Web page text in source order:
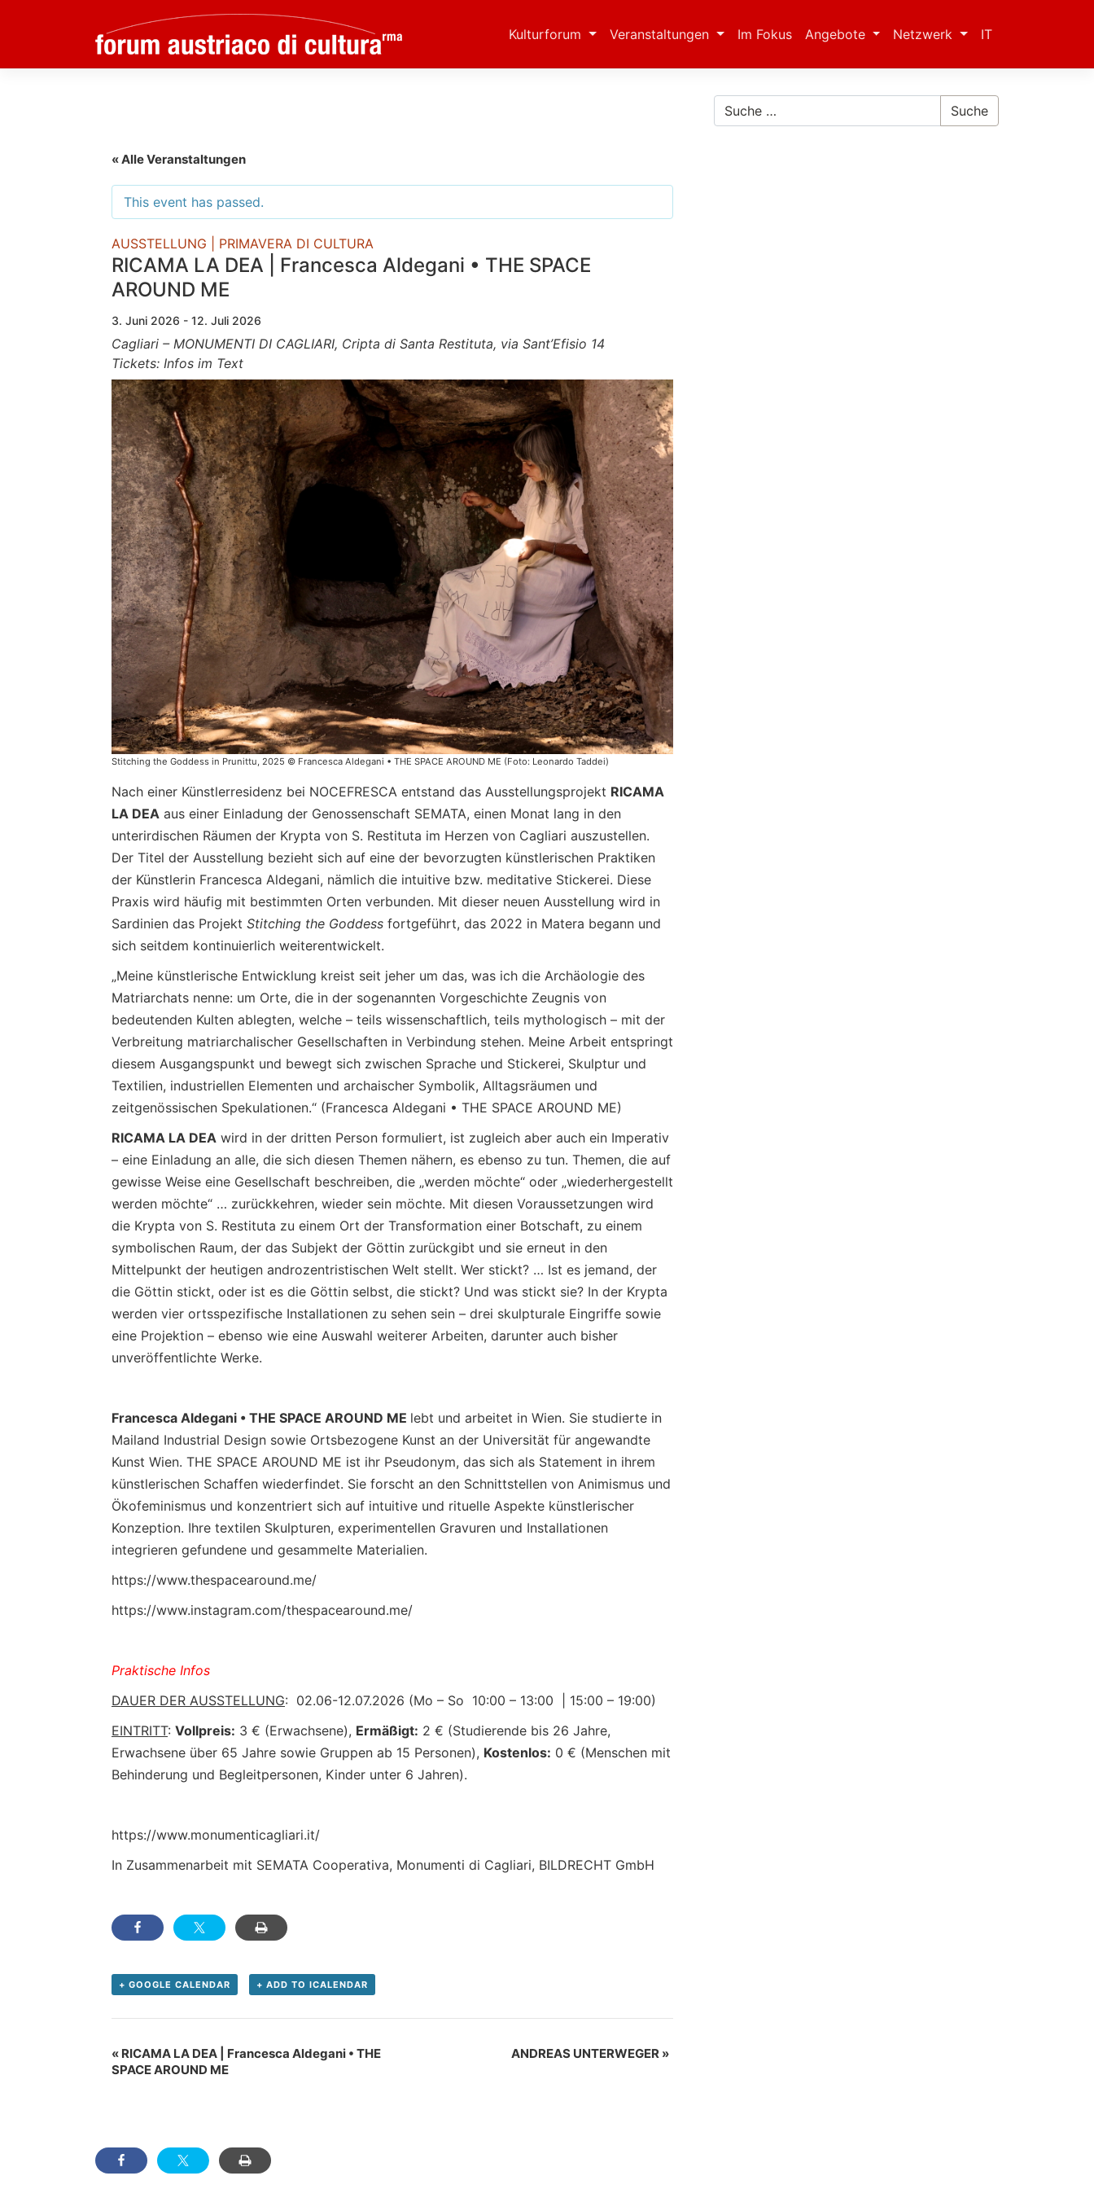
Kulturforum Veranstaltungen Im Fokus Angebote Netzwerk IT
« Alle Veranstaltungen
This event has passed.
AUSSTELLUNG | PRIMAVERA DI CULTURA
RICAMA LA DEA | Francesca Aldegani • THE SPACE
AROUND ME
3. Juni 2026 - 12. Juli 2026
Cagliari – MONUMENTI DI CAGLIARI, Cripta di Santa Restituta, via Sant’Efisio 14
Tickets: Infos im Text
Stitching the Goddess in Prunittu, 2025 © Francesca Aldegani • THE SPACE AROUND ME (Foto: Leonardo Taddei)
Nach einer Künstlerresidenz bei NOCEFRESCA entstand das Ausstellungsprojekt RICAMA
LA DEA aus einer Einladung der Genossenschaft SEMATA, einen Monat lang in den
unterirdischen Räumen der Krypta von S. Restituta im Herzen von Cagliari auszustellen.
Der Titel der Ausstellung bezieht sich auf eine der bevorzugten künstlerischen Praktiken
der Künstlerin Francesca Aldegani, nämlich die intuitive bzw. meditative Stickerei. Diese
Praxis wird häufig mit bestimmten Orten verbunden. Mit dieser neuen Ausstellung wird in
Sardinien das Projekt Stitching the Goddess fortgeführt, das 2022 in Matera begann und
sich seitdem kontinuierlich weiterentwickelt.
„Meine künstlerische Entwicklung kreist seit jeher um das, was ich die Archäologie des
Matriarchats nenne: um Orte, die in der sogenannten Vorgeschichte Zeugnis von
bedeutenden Kulten ablegten, welche – teils wissenschaftlich, teils mythologisch – mit der
Verbreitung matriarchalischer Gesellschaften in Verbindung stehen. Meine Arbeit entspringt
diesem Ausgangspunkt und bewegt sich zwischen Sprache und Stickerei, Skulptur und
Textilien, industriellen Elementen und archaischer Symbolik, Alltagsräumen und
zeitgenössischen Spekulationen.“ (Francesca Aldegani • THE SPACE AROUND ME)
RICAMA LA DEA wird in der dritten Person formuliert, ist zugleich aber auch ein Imperativ
– eine Einladung an alle, die sich diesen Themen nähern, es ebenso zu tun. Themen, die auf
gewisse Weise eine Gesellschaft beschreiben, die „werden möchte“ oder „wiederhergestellt
werden möchte“ … zurückkehren, wieder sein möchte. Mit diesen Voraussetzungen wird
die Krypta von S. Restituta zu einem Ort der Transformation einer Botschaft, zu einem
symbolischen Raum, der das Subjekt der Göttin zurückgibt und sie erneut in den
Mittelpunkt der heutigen androzentristischen Welt stellt. Wer stickt? … Ist es jemand, der
die Göttin stickt, oder ist es die Göttin selbst, die stickt? Und was stickt sie? In der Krypta
werden vier ortsspezifische Installationen zu sehen sein – drei skulpturale Eingriffe sowie
eine Projektion – ebenso wie eine Auswahl weiterer Arbeiten, darunter auch bisher
unveröffentlichte Werke.
Francesca Aldegani • THE SPACE AROUND ME lebt und arbeitet in Wien. Sie studierte in
Mailand Industrial Design sowie Ortsbezogene Kunst an der Universität für angewandte
Kunst Wien. THE SPACE AROUND ME ist ihr Pseudonym, das sich als Statement in ihrem
künstlerischen Schaffen wiederfindet. Sie forscht an den Schnittstellen von Animismus und
Ökofeminismus und konzentriert sich auf intuitive und rituelle Aspekte künstlerischer
Konzeption. Ihre textilen Skulpturen, experimentellen Gravuren und Installationen
integrieren gefundene und gesammelte Materialien.
https://www.thespacearound.me/
https://www.instagram.com/thespacearound.me/
Praktische Infos
DAUER DER AUSSTELLUNG: 02.06-12.07.2026 (Mo – So 10:00 – 13:00 | 15:00 – 19:00)
EINTRITT: Vollpreis: 3 € (Erwachsene), Ermäßigt: 2 € (Studierende bis 26 Jahre,
Erwachsene über 65 Jahre sowie Gruppen ab 15 Personen), Kostenlos: 0 € (Menschen mit
Behinderung und Begleitpersonen, Kinder unter 6 Jahren).
https://www.monumenticagliari.it/
In Zusammenarbeit mit SEMATA Cooperativa, Monumenti di Cagliari, BILDRECHT GmbH
+ GOOGLE CALENDAR + ADD TO ICALENDAR
Veranstaltung
Navigation
« RICAMA LA DEA | Francesca Aldegani • THE
SPACE AROUND ME
ANDREAS UNTERWEGER »
Suche